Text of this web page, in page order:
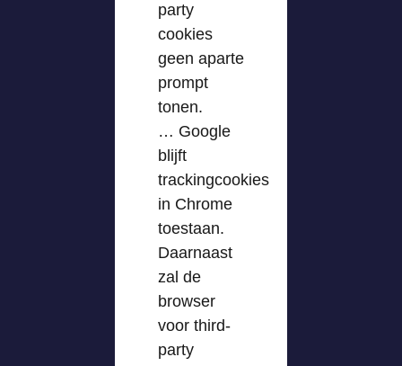
party
cookies
geen aparte
prompt
tonen.
… Google
blijft
trackingcookies
in Chrome
toestaan.
Daarnaast
zal de
browser
voor third-
party